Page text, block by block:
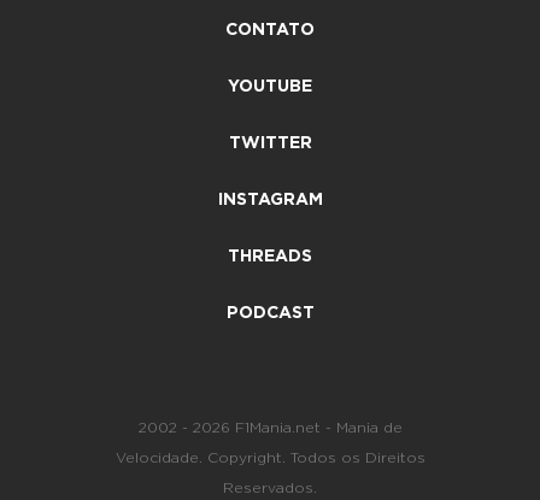
CONTATO
YOUTUBE
TWITTER
INSTAGRAM
THREADS
PODCAST
2002 - 2026 F1Mania.net - Mania de
Velocidade. Copyright. Todos os Direitos
Reservados.